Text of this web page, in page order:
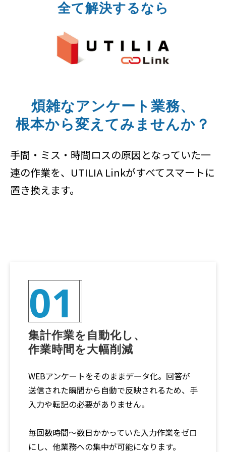
全て解決するなら
煩雑なアンケート業務、
根本から変えてみませんか？
手間・ミス・時間ロスの原因となっていた一
連の作業を、UTILIA Linkがすべてスマートに
置き換えます。
01
集計作業を自動化し、
作業時間を大幅削減
WEBアンケートをそのままデータ化。回答が
送信された瞬間から自動で反映されるため、手
入力や転記の必要がありません。
毎回数時間～数日かかっていた入力作業をゼロ
にし、他業務への集中が可能になります。